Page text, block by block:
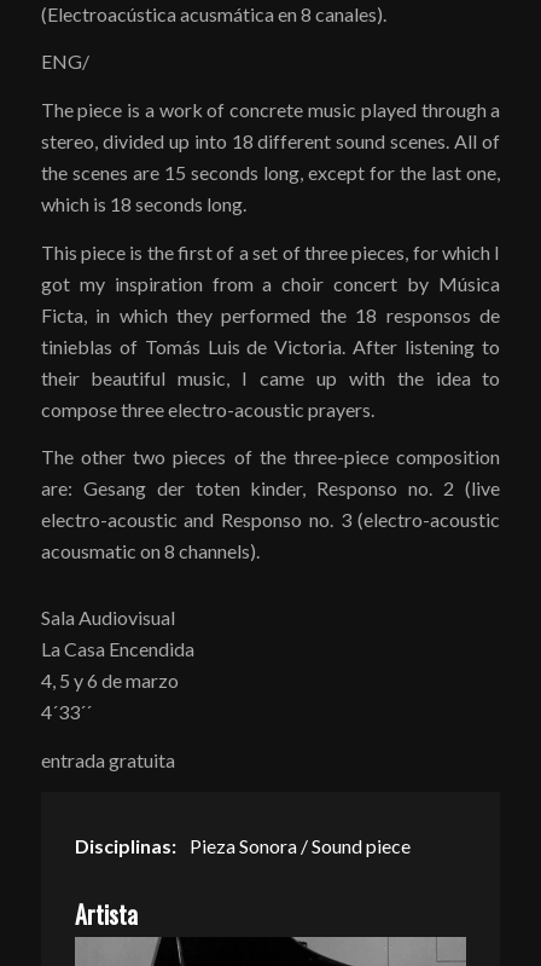
(Electroacústica acusmática en 8 canales).
ENG/
The piece is a work of concrete music played through a
stereo, divided up into 18 different sound scenes. All of
the scenes are 15 seconds long, except for the last one,
which is 18 seconds long.
This piece is the first of a set of three pieces, for which I
got my inspiration from a choir concert by Música
Ficta, in which they performed the 18 responsos de
tinieblas of Tomás Luis de Victoria. After listening to
their beautiful music, I came up with the idea to
compose three electro-acoustic prayers.
The other two pieces of the three-piece composition
are: Gesang der toten kinder, Responso no. 2 (live
electro-acoustic and Responso no. 3 (electro-acoustic
acousmatic on 8 channels).
Sala Audiovisual
La Casa Encendida
4, 5 y 6 de marzo
4´33´´
entrada gratuita
Disciplinas: Pieza Sonora / Sound piece
Artista